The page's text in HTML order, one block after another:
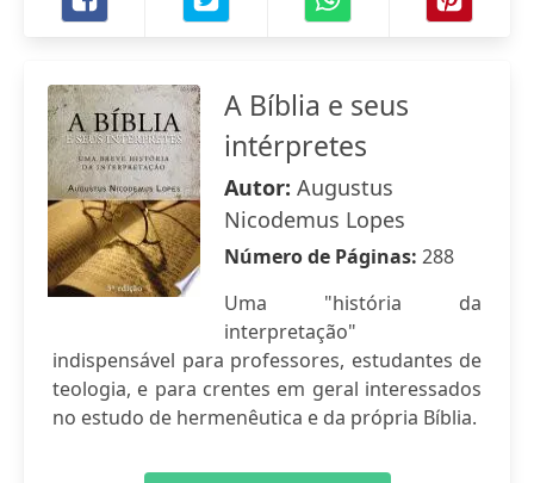
A Bíblia e seus
intérpretes
Autor: Augustus
Nicodemus Lopes
Número de Páginas: 288
Uma "história da
interpretação"
indispensável para professores, estudantes de
teologia, e para crentes em geral interessados
no estudo de hermenêutica e da própria Bíblia.